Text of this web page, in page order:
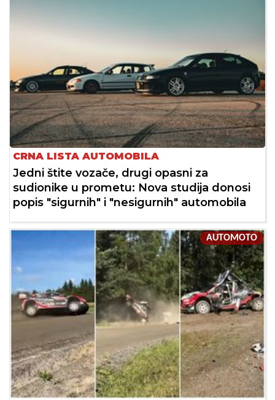
CRNA LISTA AUTOMOBILA
Jedni štite vozače, drugi opasni za
sudionike u prometu: Nova studija donosi
popis "sigurnih" i "nesigurnih" automobila
AUTOMOTO